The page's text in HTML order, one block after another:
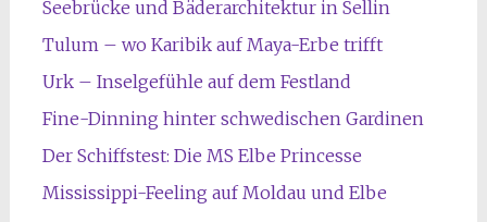
Seebrücke und Bäderarchitektur in Sellin
Tulum – wo Karibik auf Maya-Erbe trifft
Urk – Inselgefühle auf dem Festland
Fine-Dinning hinter schwedischen Gardinen
Der Schiffstest: Die MS Elbe Princesse
Mississippi-Feeling auf Moldau und Elbe